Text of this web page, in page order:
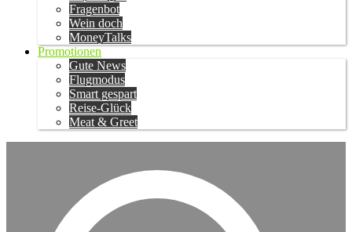
Fragenbot
Wein doch
MoneyTalks
Promotionen
Gute News
Flugmodus
Smart gespart
Reise-Glück
Meat & Greet